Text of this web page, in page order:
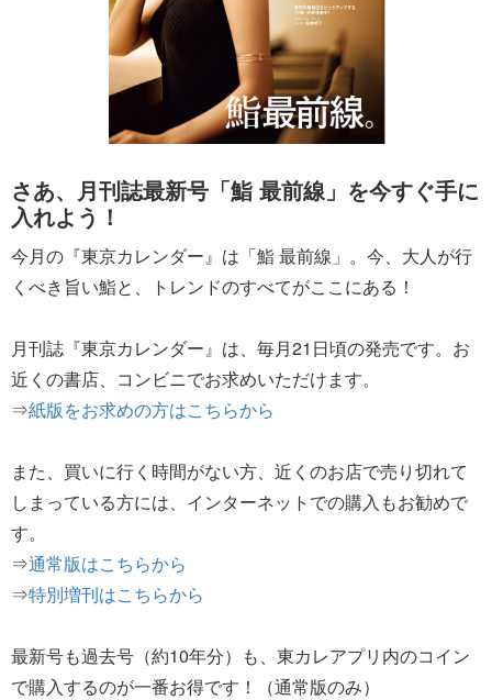
さあ、月刊誌最新号「鮨 最前線」を今すぐ手に
入れよう！
今月の『東京カレンダー』は「鮨 最前線」。今、大人が行
くべき旨い鮨と、トレンドのすべてがここにある！
月刊誌『東京カレンダー』は、毎月21日頃の発売です。お
近くの書店、コンビニでお求めいただけます。
⇒紙版をお求めの方はこちらから
また、買いに行く時間がない方、近くのお店で売り切れて
しまっている方には、インターネットでの購入もお勧めで
す。
⇒通常版はこちらから
⇒特別増刊はこちらから
最新号も過去号（約10年分）も、東カレアプリ内のコイン
で購入するのが一番お得です！（通常版のみ）